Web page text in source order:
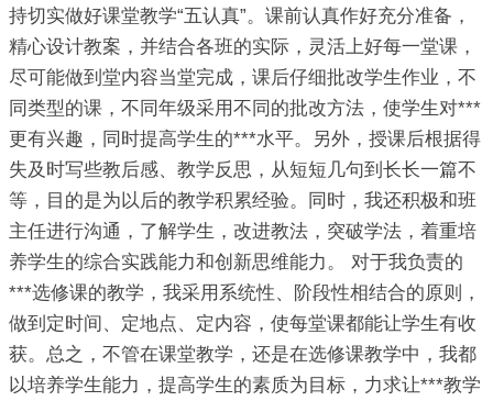
持切实做好课堂教学“五认真”。课前认真作好充分准备，
精心设计教案，并结合各班的实际，灵活上好每一堂课，
尽可能做到堂内容当堂完成，课后仔细批改学生作业，不
同类型的课，不同年级采用不同的批改方法，使学生对***
更有兴趣，同时提高学生的***水平。另外，授课后根据得
失及时写些教后感、教学反思，从短短几句到长长一篇不
等，目的是为以后的教学积累经验。同时，我还积极和班
主任进行沟通，了解学生，改进教法，突破学法，着重培
养学生的综合实践能力和创新思维能力。 对于我负责的
***选修课的教学，我采用系统性、阶段性相结合的原则，
做到定时间、定地点、定内容，使每堂课都能让学生有收
获。总之，不管在课堂教学，还是在选修课教学中，我都
以培养学生能力，提高学生的素质为目标，力求让***教学